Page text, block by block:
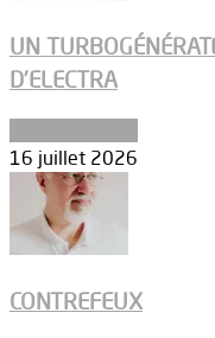
UN
D’ELECTRA
16 juillet 2026
CONTREFEUX